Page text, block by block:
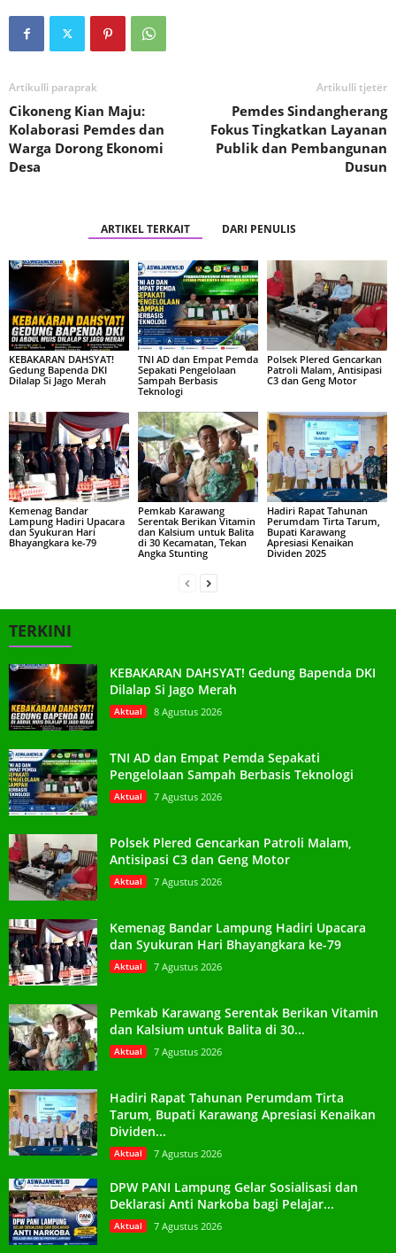
Artikulli paraprak
Cikoneng Kian Maju:
Kolaborasi Pemdes dan
Warga Dorong Ekonomi
Desa
Artikulli tjetër
Pemdes Sindangherang
Fokus Tingkatkan Layanan
Publik dan Pembangunan
Dusun
ARTIKEL TERKAIT DARI PENULIS
KEBAKARAN DAHSYAT!
Gedung Bapenda DKI
Dilalap Si Jago Merah
TNI AD dan Empat Pemda
Sepakati Pengelolaan
Sampah Berbasis
Teknologi
Polsek Plered Gencarkan
Patroli Malam, Antisipasi
C3 dan Geng Motor
Kemenag Bandar
Lampung Hadiri Upacara
dan Syukuran Hari
Bhayangkara ke-79
Pemkab Karawang
Serentak Berikan Vitamin
dan Kalsium untuk Balita
di 30 Kecamatan, Tekan
Angka Stunting
Hadiri Rapat Tahunan
Perumdam Tirta Tarum,
Bupati Karawang
Apresiasi Kenaikan
Dividen 2025
TERKINI
KEBAKARAN DAHSYAT! Gedung Bapenda DKI
Dilalap Si Jago Merah
Aktual 8 Agustus 2026
TNI AD dan Empat Pemda Sepakati
Pengelolaan Sampah Berbasis Teknologi
Aktual 7 Agustus 2026
Polsek Plered Gencarkan Patroli Malam,
Antisipasi C3 dan Geng Motor
Aktual 7 Agustus 2026
Kemenag Bandar Lampung Hadiri Upacara
dan Syukuran Hari Bhayangkara ke-79
Aktual 7 Agustus 2026
Pemkab Karawang Serentak Berikan Vitamin
dan Kalsium untuk Balita di 30...
Aktual 7 Agustus 2026
Hadiri Rapat Tahunan Perumdam Tirta
Tarum, Bupati Karawang Apresiasi Kenaikan
Dividen...
Aktual 7 Agustus 2026
DPW PANI Lampung Gelar Sosialisasi dan
Deklarasi Anti Narkoba bagi Pelajar...
Aktual 7 Agustus 2026